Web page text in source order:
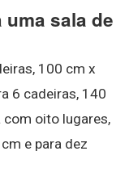
sala de
100 cm x
6 cadeiras, 140
com oito lugares,
e para dez